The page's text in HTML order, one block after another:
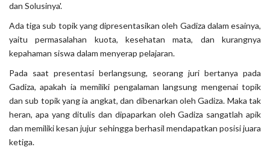
dan Solusinya'.
Ada tiga sub topik yang dipresentasikan oleh Gadiza dalam esainya,
yaitu permasalahan kuota, kesehatan mata, dan kurangnya
kepahaman siswa dalam menyerap pelajaran.
Pada saat presentasi berlangsung, seorang juri bertanya pada
Gadiza, apakah ia memiliki pengalaman langsung mengenai topik
dan sub topik yang ia angkat, dan dibenarkan oleh Gadiza. Maka tak
heran, apa yang ditulis dan dipaparkan oleh Gadiza sangatlah apik
dan memiliki kesan jujur sehingga berhasil mendapatkan posisi juara
ketiga.